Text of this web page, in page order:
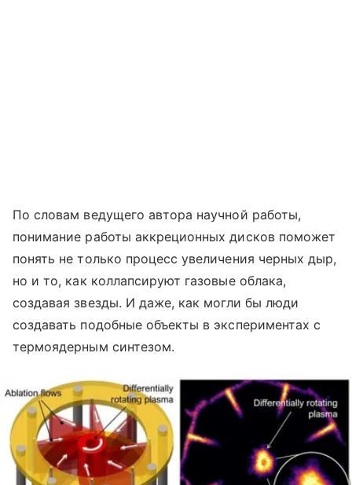
По словам ведущего автора научной работы,
понимание работы аккреционных дисков поможет
понять не только процесс увеличения черных дыр,
но и то, как коллапсируют газовые облака,
создавая звезды. И даже, как могли бы люди
создавать подобные объекты в экспериментах с
термоядерным синтезом.